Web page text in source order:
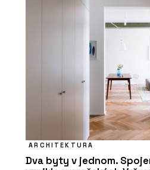
ARCHITEKTURA
Dva byty v jednom.